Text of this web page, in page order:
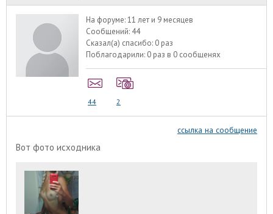
На форуме:11 лет и 9 месяцев
Сообщений: 44
Сказал(а) спасибо: 0 раз
Поблагодарили: 0 раз в 0 сообщенях
44 2
ссылка на сообщение
Вот фото исходника